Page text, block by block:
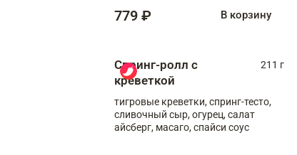
779 ₽ В корзину
Спринг-ролл с
креветкой
211 г
тигровые креветки, спринг-тесто,
сливочный сыр, огурец, салат
айсберг, масаго, спайси соус